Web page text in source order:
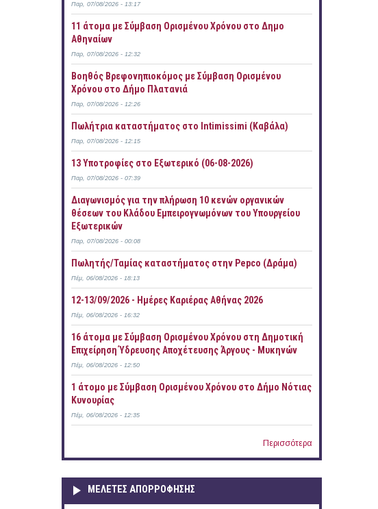
Παρ, 07/08/2026 - 13:17
11 άτομα με Σύμβαση Ορισμένου Χρόνου στο Δημο
Αθηναίων
Παρ, 07/08/2026 - 12:32
Βοηθός Βρεφονηπιοκόμος με Σύμβαση Ορισμένου
Χρόνου στο Δήμο Πλατανιά
Παρ, 07/08/2026 - 12:26
Πωλήτρια καταστήματος στο Intimissimi (Καβάλα)
Παρ, 07/08/2026 - 12:15
13 Υποτροφίες στο Εξωτερικό (06-08-2026)
Παρ, 07/08/2026 - 07:39
Διαγωνισμός για την πλήρωση 10 κενών οργανικών
θέσεων του Κλάδου Εμπειρογνωμόνων του Υπουργείου
Εξωτερικών
Παρ, 07/08/2026 - 00:08
Πωλητής/Ταμίας καταστήματος στην Pepco (Δράμα)
Πέμ, 06/08/2026 - 18:13
12-13/09/2026 - Ημέρες Καριέρας Αθήνας 2026
Πέμ, 06/08/2026 - 16:32
16 άτομα με Σύμβαση Ορισμένου Χρόνου στη Δημοτική
Επιχείρηση Ύδρευσης Αποχέτευσης Άργους - Μυκηνών
Πέμ, 06/08/2026 - 12:50
1 άτομο με Σύμβαση Ορισμένου Χρόνου στο Δήμο Νότιας
Κυνουρίας
Πέμ, 06/08/2026 - 12:35
Περισσότερα
ΜΕΛΕΤΕΣ ΑΠΟΡΡΟΦΗΣΗΣ